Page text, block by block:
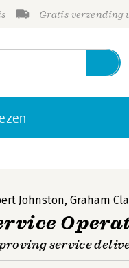
Gratis verzending
Johnston, Graham
service